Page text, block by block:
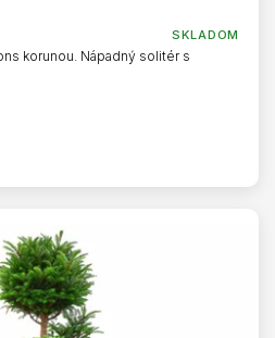
SKLADOM
korunou. Nápadný solitér s